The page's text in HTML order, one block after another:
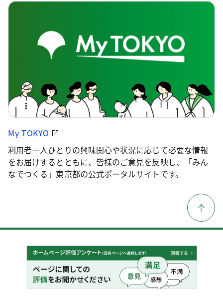
My TOKYO
利用者一人ひとりの興味関心や状況に応じて必要な情報
をお届けするとともに、皆様のご意見を反映し、「みん
なでつくる」東京都の公式ポータルサイトです。